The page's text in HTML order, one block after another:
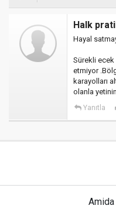
Halk
Hayal
Sürekli ecek
etmiyor
karayolları
olanla
Yanıtla